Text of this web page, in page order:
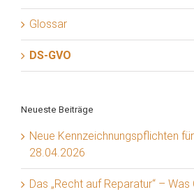
Glossar
DS-GVO
Neueste Beiträge
Neue Kennzeichnungspflichten
28.04.2026
Das „Recht auf Reparatur“ –